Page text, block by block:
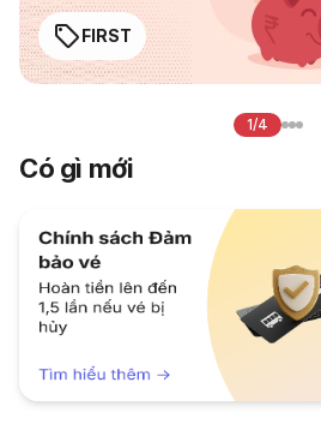
FIRST
1/4
Có gì mới